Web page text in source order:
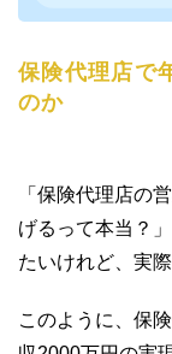
保険代理店で
のか
「保険代理店の
げるって本当？
たいけれど、実
このように、保